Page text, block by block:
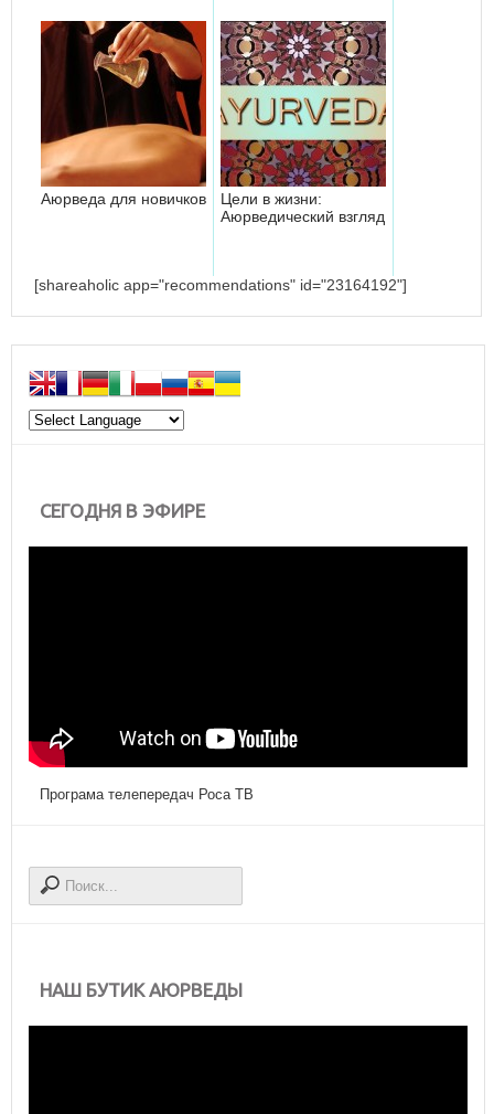
Аюрведа для новичков
Цели в жизни:
Аюрведический взгляд
[shareaholic app="recommendations" id="23164192"]
СЕГОДНЯ В ЭФИРЕ
Програма телепередач Роса ТВ
НАШ БУТИК АЮРВЕДЫ